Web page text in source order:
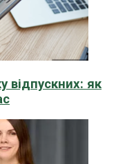
відпускних: як